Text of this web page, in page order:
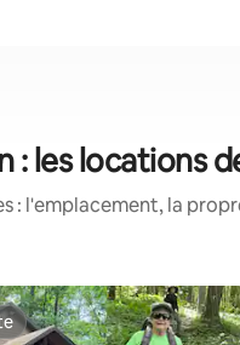
: les locations
: l'emplacement, la